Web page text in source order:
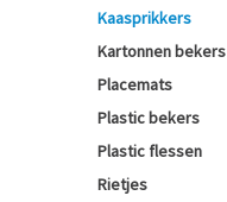
Kaasprikkers
Kartonnen bekers
Placemats
Plastic bekers
Plastic flessen
Rietjes